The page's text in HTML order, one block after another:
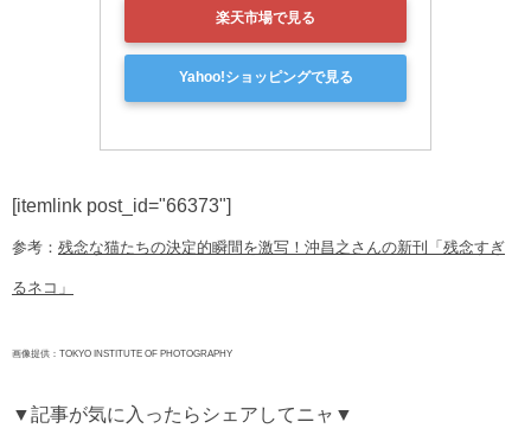
楽天市場で見る
Yahoo!ショッピングで見る
[itemlink post_id="66373"]
参考： 残念な猫たちの決定的瞬間を激写！沖昌之さんの新刊「残念すぎ
るネコ」
画像提供：TOKYO INSTITUTE OF PHOTOGRAPHY
▼記事が気に入ったらシェアしてニャ▼